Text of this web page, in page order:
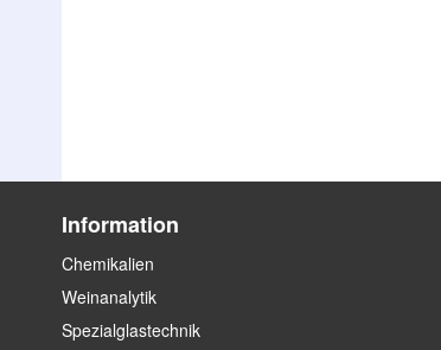
Information
Chemikalien
Weinanalytik
Spezialglastechnik